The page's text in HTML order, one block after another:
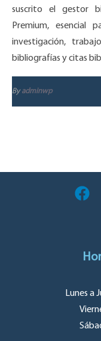
suscrito el gestor
Premium, esencial
investigación,
bibliografías y citas
By adminwp
Lunes a